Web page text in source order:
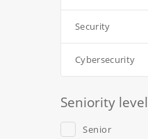
Security
Cybersecurity
Seniority level
Senior